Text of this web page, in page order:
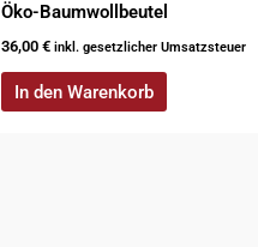
Öko-Baumwollbeutel
36,00 € inkl. gesetzlicher Umsatzsteuer
In den Warenkorb